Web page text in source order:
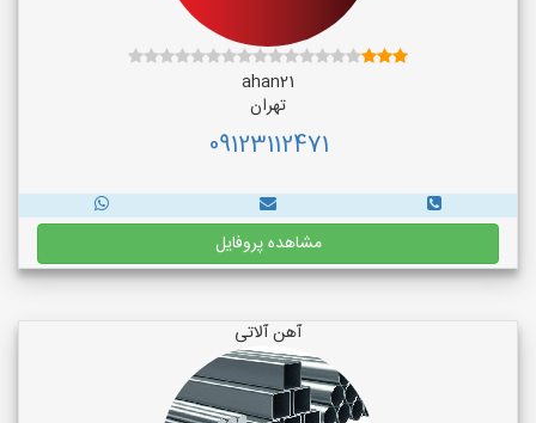
ahan21
تهران
09123112471
مشاهده پروفایل
آهن آلاتی